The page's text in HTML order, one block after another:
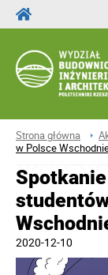
Strona główna
w Polsce
2020-12-10